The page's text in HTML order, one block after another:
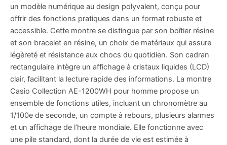
un modèle numérique au design polyvalent, conçu pour
offrir des fonctions pratiques dans un format robuste et
accessible. Cette montre se distingue par son boîtier résine
et son bracelet en résine, un choix de matériaux qui assure
légèreté et résistance aux chocs du quotidien. Son cadran
rectangulaire intègre un affichage à cristaux liquides (LCD)
clair, facilitant la lecture rapide des informations. La montre
Casio Collection AE-1200WH pour homme propose un
ensemble de fonctions utiles, incluant un chronomètre au
1/100e de seconde, un compte à rebours, plusieurs alarmes
et un affichage de l’heure mondiale. Elle fonctionne avec
une pile standard, dont la durée de vie est estimée à